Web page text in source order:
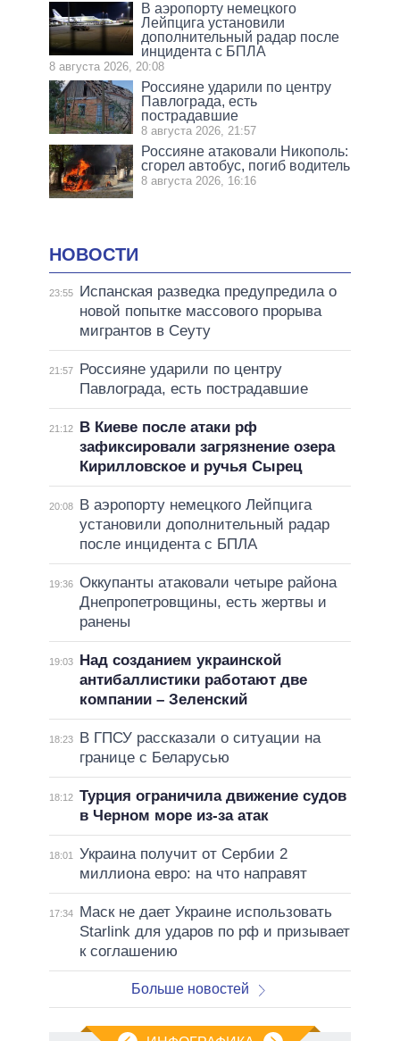
В аэропорту немецкого
Лейпцига установили
дополнительный радар после
инцидента с БПЛА
8 августа 2026, 20:08
Россияне ударили по центру
Павлограда, есть
пострадавшие
8 августа 2026, 21:57
Россияне атаковали Никополь:
сгорел автобус, погиб водитель
8 августа 2026, 16:16
НОВОСТИ
23:55
Испанская разведка предупредила о
новой попытке массового прорыва
мигрантов в Сеуту
21:57
Россияне ударили по центру
Павлограда, есть пострадавшие
21:12
В Киеве после атаки рф
зафиксировали загрязнение озера
Кирилловское и ручья Сырец
20:08
В аэропорту немецкого Лейпцига
установили дополнительный радар
после инцидента с БПЛА
19:36 Оккупанты атаковали четыре района
Днепропетровщины, есть жертвы и
ранены
19:03
Над созданием украинской
антибаллистики работают две
компании – Зеленский
18:23
В ГПСУ рассказали о ситуации на
границе с Беларусью
18:12 Турция ограничила движение судов
в Черном море из-за атак
18:01
Украина получит от Сербии 2
миллиона евро: на что направят
17:34
Маск не дает Украине использовать
Starlink для ударов по рф и призывает
к соглашению
Больше новостей